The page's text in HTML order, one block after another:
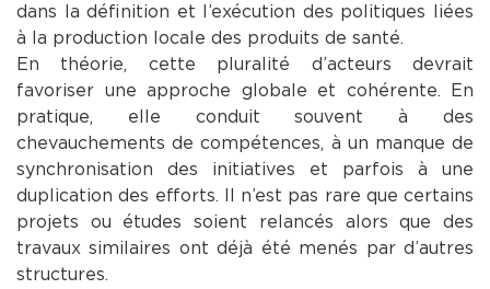
dans la définition et l’exécution des politiques liées
à la production locale des produits de santé.
En théorie, cette pluralité d’acteurs devrait
favoriser une approche globale et cohérente. En
pratique, elle conduit souvent à des
chevauchements de compétences, à un manque de
synchronisation des initiatives et parfois à une
duplication des efforts. Il n’est pas rare que certains
projets ou études soient relancés alors que des
travaux similaires ont déjà été menés par d’autres
structures.